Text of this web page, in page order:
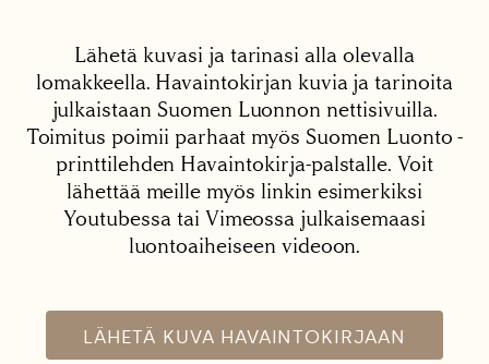
Lähetä kuvasi ja tarinasi alla olevalla
lomakkeella. Havaintokirjan kuvia ja tarinoita
julkaistaan Suomen Luonnon nettisivuilla.
Toimitus poimii parhaat myös Suomen Luonto -
printtilehden Havaintokirja-palstalle. Voit
lähettää meille myös linkin esimerkiksi
Youtubessa tai Vimeossa julkaisemaasi
luontoaiheiseen videoon.
LÄHETÄ KUVA HAVAINTOKIRJAAN